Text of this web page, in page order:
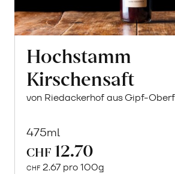
Hochstamm
Kirschensaft
von Riedackerhof aus Gipf-
475ml
CHF 12.70
CHF 2.67 pro 100g